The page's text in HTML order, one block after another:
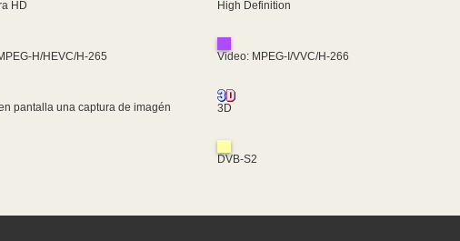
HD High Definition
H/HEVC/H-265 Video: MPEG-I/VVC/H-266
pantalla una captura de imagén 3D
DVB-S2